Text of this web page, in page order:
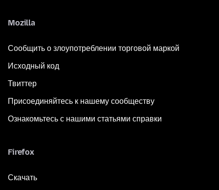
Mozilla
Сообщить о злоупотреблении торговой маркой
Исходный код
Твиттер
Присоединяйтесь к нашему сообществу
Ознакомьтесь с нашими статьями справки
Firefox
Скачать